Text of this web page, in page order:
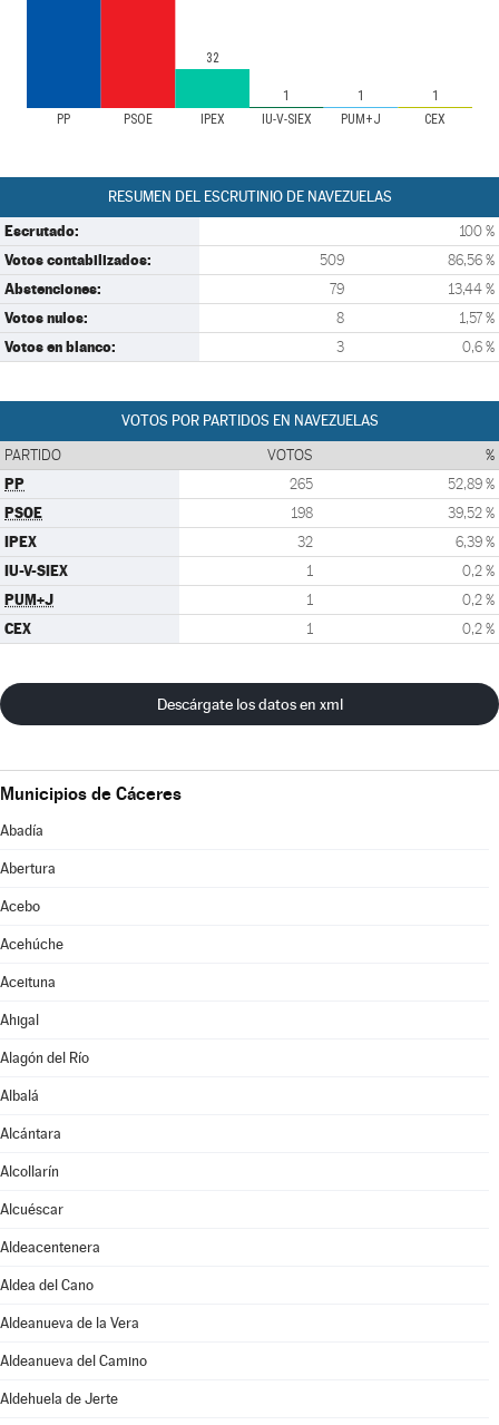
PP PSOE IPEX IU-V-SIEX PUM+J CEX
32
1 1 1
RESUMEN DEL ESCRUTINIO DE NAVEZUELAS
Escrutado: 100 %
Votos contabilizados: 509 86,56 %
Abstenciones: 79 13,44 %
Votos nulos: 8 1,57 %
Votos en blanco: 3 0,6 %
VOTOS POR PARTIDOS EN NAVEZUELAS
PARTIDO VOTOS %
PP 265 52,89 %
PSOE 198 39,52 %
IPEX 32 6,39 %
IU-V-SIEX 1 0,2 %
PUM+J 1 0,2 %
CEX 1 0,2 %
Descárgate los datos en xml
Municipios de Cáceres
Abadía
Abertura
Acebo
Acehúche
Aceituna
Ahigal
Alagón del Río
Albalá
Alcántara
Alcollarín
Alcuéscar
Aldeacentenera
Aldea del Cano
Aldeanueva de la Vera
Aldeanueva del Camino
Aldehuela de Jerte